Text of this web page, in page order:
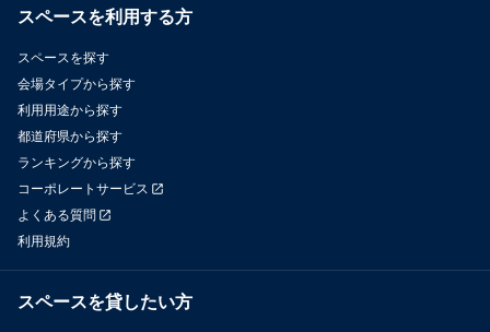
スペースを利用する方
スペースを探す
会場タイプから探す
利用用途から探す
都道府県から探す
ランキングから探す
コーポレートサービス
よくある質問
利用規約
スペースを貸したい方